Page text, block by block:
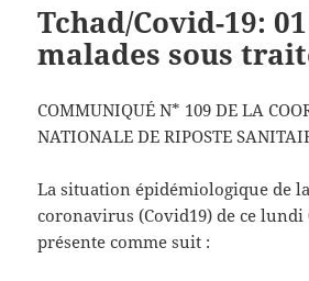
Tchad/Covid-19:
malades sous
COMMUNIQUÉ N* 109 DE LA
NATIONALE DE RIPOSTE
La situation épidémiologique de
coronavirus (Covid19) de ce lundi
présente comme suit :